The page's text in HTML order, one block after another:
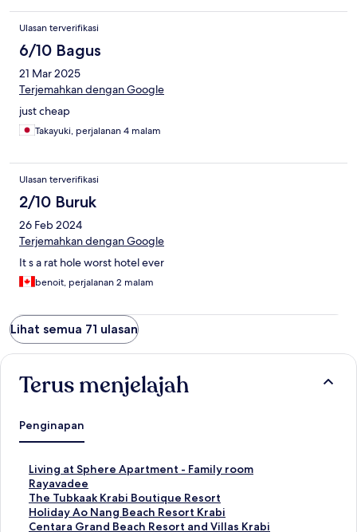
Ulasan terverifikasi
6/10 Bagus
21 Mar 2025
Terjemahkan dengan Google
just cheap
Takayuki, perjalanan 4 malam
Ulasan terverifikasi
2/10 Buruk
26 Feb 2024
Terjemahkan dengan Google
It s a rat hole worst hotel ever
benoit, perjalanan 2 malam
Lihat semua 71 ulasan
Terus menjelajah
Penginapan
Living at Sphere Apartment - Family room
T
a
u
t
a
Rayavadee
T
a
u
t
The Tubkaak Krabi Boutique Resort
T
a
u
Holiday Ao Nang Beach Resort Krabi
T
a
Centara Grand Beach Resort and Villas Krabi
T